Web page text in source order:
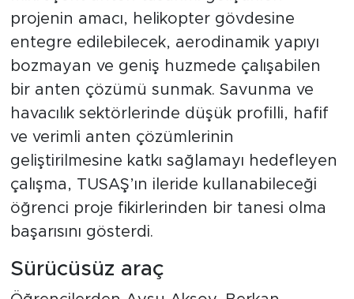
projenin amacı, helikopter gövdesine
entegre edilebilecek, aerodinamik yapıyı
bozmayan ve geniş huzmede çalışabilen
bir anten çözümü sunmak. Savunma ve
havacılık sektörlerinde düşük profilli, hafif
ve verimli anten çözümlerinin
geliştirilmesine katkı sağlamayı hedefleyen
çalışma, TUSAŞ’ın ileride kullanabileceği
öğrenci proje fikirlerinden bir tanesi olma
başarısını gösterdi.
Sürücüsüz araç